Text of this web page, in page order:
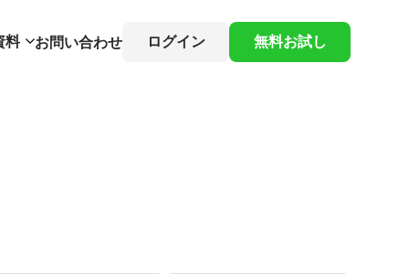
料 お問い合わせ ログイン 無料お試し